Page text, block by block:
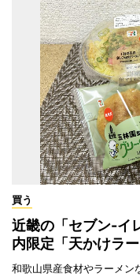
買う
近畿の「セブン-イ
内限定「天かけラ
和歌山県産食材やラーメン